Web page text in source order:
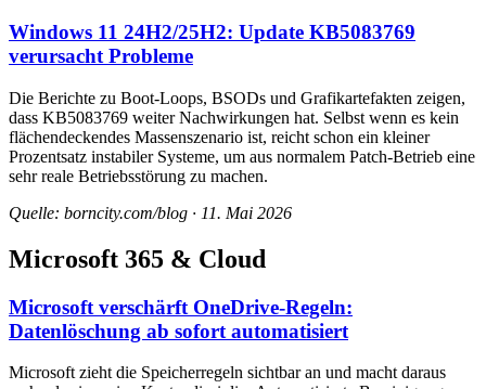
Windows 11 24H2/25H2: Update KB5083769
verursacht Probleme
Die Berichte zu Boot-Loops, BSODs und Grafikartefakten zeigen,
dass KB5083769 weiter Nachwirkungen hat. Selbst wenn es kein
flächendeckendes Massenszenario ist, reicht schon ein kleiner
Prozentsatz instabiler Systeme, um aus normalem Patch-Betrieb eine
sehr reale Betriebsstörung zu machen.
Quelle: borncity.com/blog · 11. Mai 2026
Microsoft 365 & Cloud
Microsoft verschärft OneDrive-Regeln:
Datenlöschung ab sofort automatisiert
Microsoft zieht die Speicherregeln sichtbar an und macht daraus